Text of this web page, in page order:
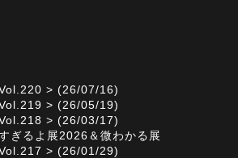
> (26/07/16)
> (26/05/19)
> (26/03/17)
ぎるよ展2026＆微わかる展
> (26/01/29)